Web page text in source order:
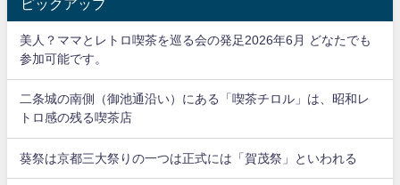
ピックアップ
美人？ママとレトロ喫茶を巡る会の発足2026年6月 どなたでも
参加可能です。
二条城の南側（御池通沿い）にある「喫茶チロル」は、昭和レ
トロ感の残る喫茶店
葵祭は京都三大祭りの一つは正式には「賀茂祭」といわれる